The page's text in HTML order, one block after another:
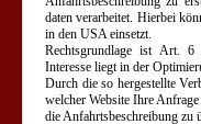
daten verarbeitet. Hierbei
in den USA einsetzt.
Rechtsgrundlage ist Art.
Interesse liegt in der
Durch die so hergestellte
welcher Website Ihre
die Anfahrtsbeschreibung zu